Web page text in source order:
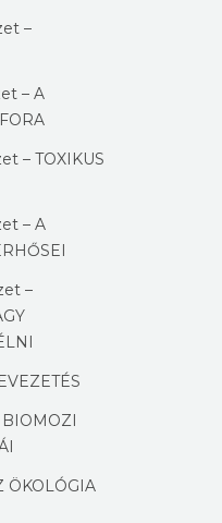
–
– A
– TOXIKUS
– A
–
ÖKOLÓGIA